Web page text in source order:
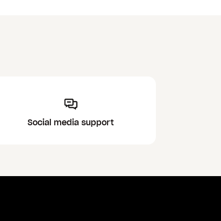
Social media support